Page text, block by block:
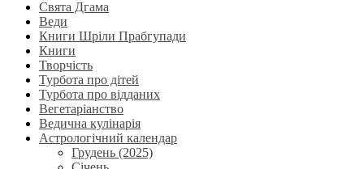
Свята Дгама
Веди
Книги Шріли Прабгупади
Книги
Творчість
Турбота про дітей
Турбота про відданих
Вегетаріанство
Ведична кулінарія
Астрологічний календар
Грудень (2025)